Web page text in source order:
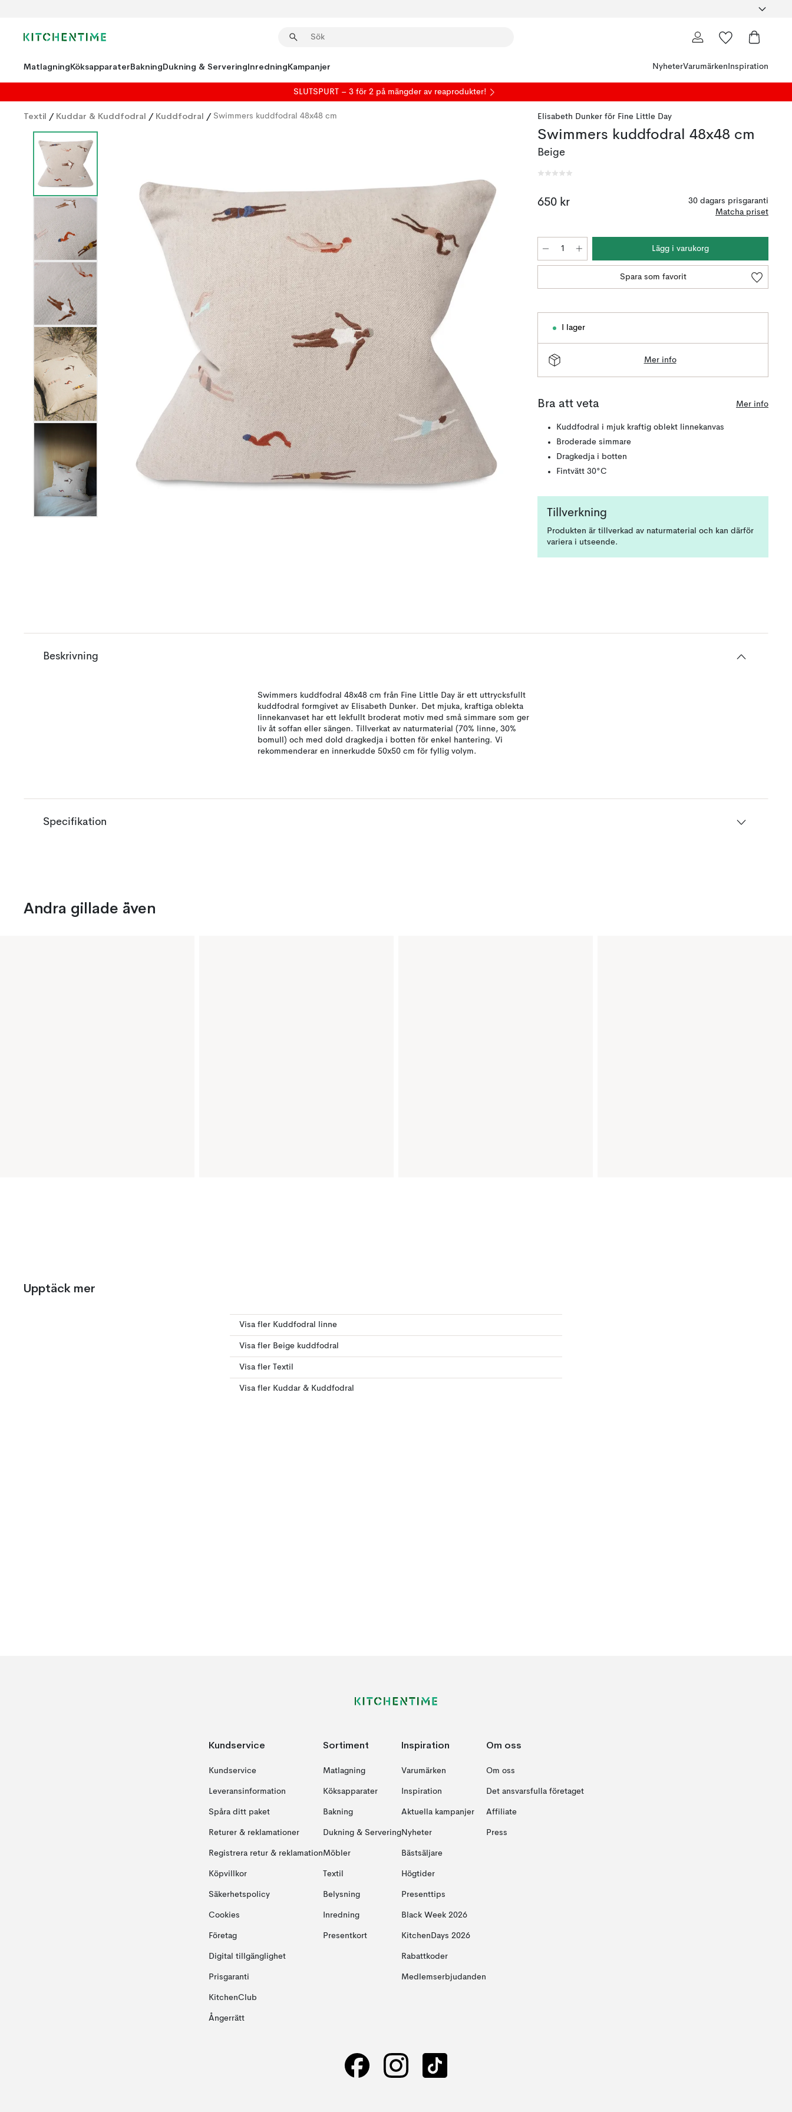
MatlagningKöksapparaterBakningDukning & ServeringInredningKampanjer NyheterVarumärken Inspiration
SLUTSPURT – 3 för 2 på mängder av reaprodukter!
Textil / Kuddar & Kuddfodral / Kuddfodral / Swimmers kuddfodral 48x48 cm Elisabeth Dunker för Fine Little Day
Swimmers kuddfodral 48x48 cm
Beige
650 kr
30 dagars prisgaranti
Matcha priset
Lägg i varukorg
Spara som favorit
I lager
Mer info
Bra att veta Mer info
Kuddfodral i mjuk kraftig oblekt linnekanvas
Broderade simmare
Dragkedja i botten
Fintvätt 30°C
Tillverkning
Produkten är tillverkad av naturmaterial och kan därför
variera i utseende.
Beskrivning
Swimmers kuddfodral 48x48 cm från Fine Little Day är ett uttrycksfullt
kuddfodral formgivet av Elisabeth Dunker. Det mjuka, kraftiga oblekta
linnekanvaset har ett lekfullt broderat motiv med små simmare som ger
liv åt soffan eller sängen. Tillverkat av naturmaterial (70% linne, 30%
bomull) och med dold dragkedja i botten för enkel hantering. Vi
rekommenderar en innerkudde 50x50 cm för fyllig volym.
Specifikation
Andra gillade även
Upptäck mer
Visa fler Kuddfodral linne
Visa fler Beige kuddfodral
Visa fler Textil
Visa fler Kuddar & Kuddfodral
Kundservice
Kundservice
Leveransinformation
Spåra ditt paket
Returer & reklamationer
Registrera retur & reklamation
Köpvillkor
Säkerhetspolicy
Cookies
Företag
Digital tillgänglighet
Prisgaranti
KitchenClub
Ångerrätt
Sortiment
Matlagning
Köksapparater
Bakning
Dukning & Servering
Möbler
Textil
Belysning
Inredning
Presentkort
Inspiration
Varumärken
Inspiration
Aktuella kampanjer
Nyheter
Bästsäljare
Högtider
Presenttips
Black Week 2026
KitchenDays 2026
Rabattkoder
Medlemserbjudanden
Om oss
Om oss
Det ansvarsfulla företaget
Affiliate
Press